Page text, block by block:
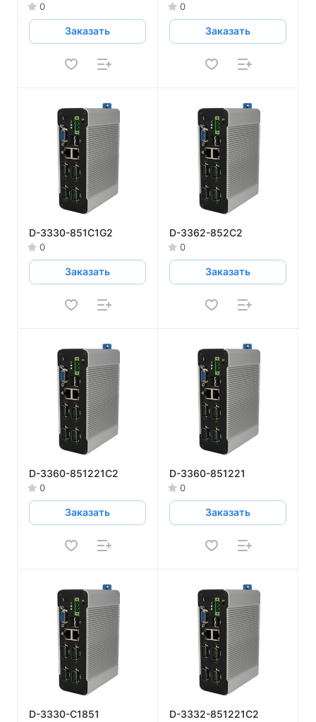
0
Заказать
0
Заказать
D-3330-851C1G2
0
Заказать
D-3362-852C2
0
Заказать
D-3360-851221C2
0
Заказать
D-3360-851221
0
Заказать
D-3330-C1851 D-3332-851221C2